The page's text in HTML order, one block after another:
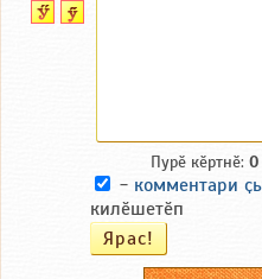
Пурӗ кӗртнӗ: 0
- комментари
килӗшетӗп